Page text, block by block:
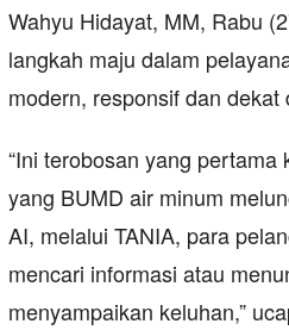
Wahyu Hidayat, MM, Rabu
langkah maju dalam
modern, responsif dan dekat
“Ini terobosan yang pertama
yang BUMD air minum
AI, melalui TANIA, para
mencari informasi atau
menyampaikan keluhan,”